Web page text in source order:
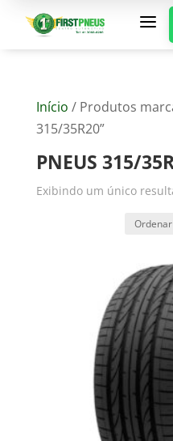
a
Início / Produtos
315/35R20”
PNEUS 315/
Exibindo um único